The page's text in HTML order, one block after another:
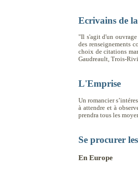
Ecrivains de
"Il s'agit d'un
des renseignements
choix de citations
Gaudreault, Trois-
L'Emprise
Un romancier
à attendre et à
prendra tous les
Se procurer
En Europe